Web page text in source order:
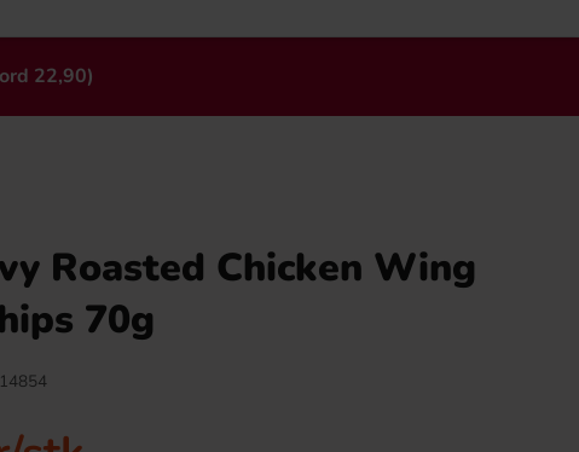
22,90)
Roasted Chicken Wing
70g